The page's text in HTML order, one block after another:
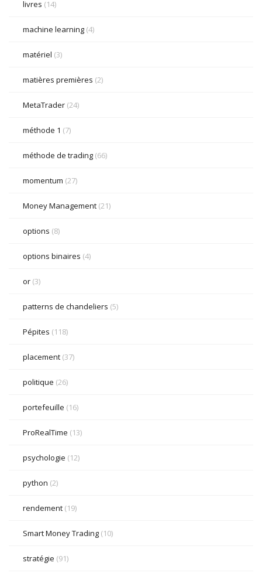
livres (14)
machine learning (4)
matériel (3)
matières premières (2)
MetaTrader (24)
méthode 1 (7)
méthode de trading (66)
momentum (27)
Money Management (21)
options (8)
options binaires (4)
or (3)
patterns de chandeliers (5)
Pépites (118)
placement (37)
politique (26)
portefeuille (16)
ProRealTime (13)
psychologie (12)
python (2)
rendement (19)
Smart Money Trading (10)
stratégie (91)